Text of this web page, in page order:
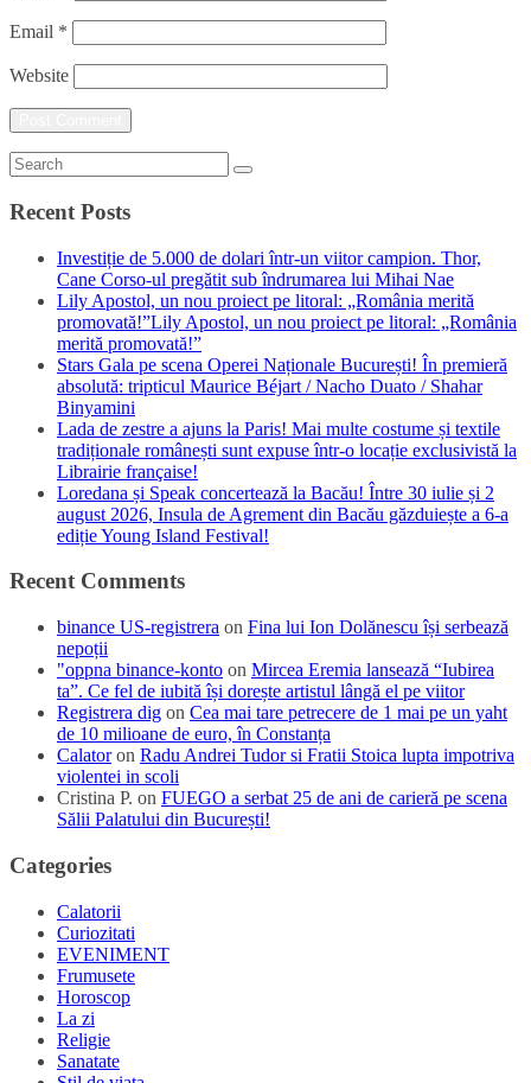
Email *
Website
Recent Posts
Investiție de 5.000 de dolari într-un viitor campion. Thor,
Cane Corso-ul pregătit sub îndrumarea lui Mihai Nae
Lily Apostol, un nou proiect pe litoral: „România merită
promovată!”Lily Apostol, un nou proiect pe litoral: „România
merită promovată!”
Stars Gala pe scena Operei Naționale București! În premieră
absolută: tripticul Maurice Béjart / Nacho Duato / Shahar
Binyamini
Lada de zestre a ajuns la Paris! Mai multe costume și textile
tradiționale românești sunt expuse într-o locație exclusivistă la
Librairie française!
Loredana și Speak concertează la Bacău! Între 30 iulie și 2
august 2026, Insula de Agrement din Bacău găzduiește a 6-a
ediție Young Island Festival!
Recent Comments
binance US-registrera on Fina lui Ion Dolănescu își serbează
nepoții
"oppna binance-konto on Mircea Eremia lansează “Iubirea
ta”. Ce fel de iubită își dorește artistul lângă el pe viitor
Registrera dig on Cea mai tare petrecere de 1 mai pe un yaht
de 10 milioane de euro, în Constanța
Calatoron Radu Andrei Tudor si Fratii Stoica lupta impotriva
violentei in scoli
Cristina P. on FUEGO a serbat 25 de ani de carieră pe scena
Sălii Palatului din București!
Categories
Calatorii
Curiozitati
EVENIMENT
Frumusete
Horoscop
La zi
Religie
Sanatate